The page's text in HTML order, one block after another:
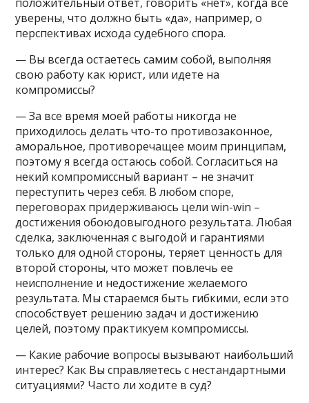
уверены, что должно быть «да», например, о
перспективах исхода судебного спора.
— Вы всегда остаетесь самим собой, выполняя
свою работу как юрист, или идете на
компромиссы?
— За все время моей работы никогда не
приходилось делать что-то противозаконное,
аморальное, противоречащее моим принципам,
поэтому я всегда остаюсь собой. Согласиться на
некий компромиссный вариант – не значит
переступить через себя. В любом споре,
переговорах придерживаюсь цели win-win –
достижения обоюдовыгодного результата. Любая
сделка, заключенная с выгодой и гарантиями
только для одной стороны, теряет ценность для
второй стороны, что может повлечь ее
неисполнение и недостижение желаемого
результата. Мы стараемся быть гибкими, если это
способствует решению задач и достижению
целей, поэтому практикуем компромиссы.
— Какие рабочие вопросы вызывают наибольший
интерес? Как Вы справляетесь с нестандартными
ситуациями? Часто ли ходите в суд?